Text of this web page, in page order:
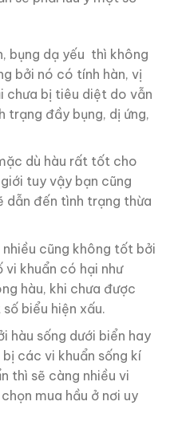
bụng dạ yếu thì không
bởi nó có tính hàn, vị
chưa bị tiêu diệt do vẫn
trạng đầy bụng, dị ứng,
dù hàu rất tốt cho
tuy vậy bạn cũng
dẫn đến tình trạng thừa
cũng không tốt bởi
vi khuẩn có hại như
hàu, khi chưa được
biểu hiện xấu.
hàu sống dưới biển hay
các vi khuẩn sống kí
thì sẽ càng nhiều vi
mua hầu ở nơi uy